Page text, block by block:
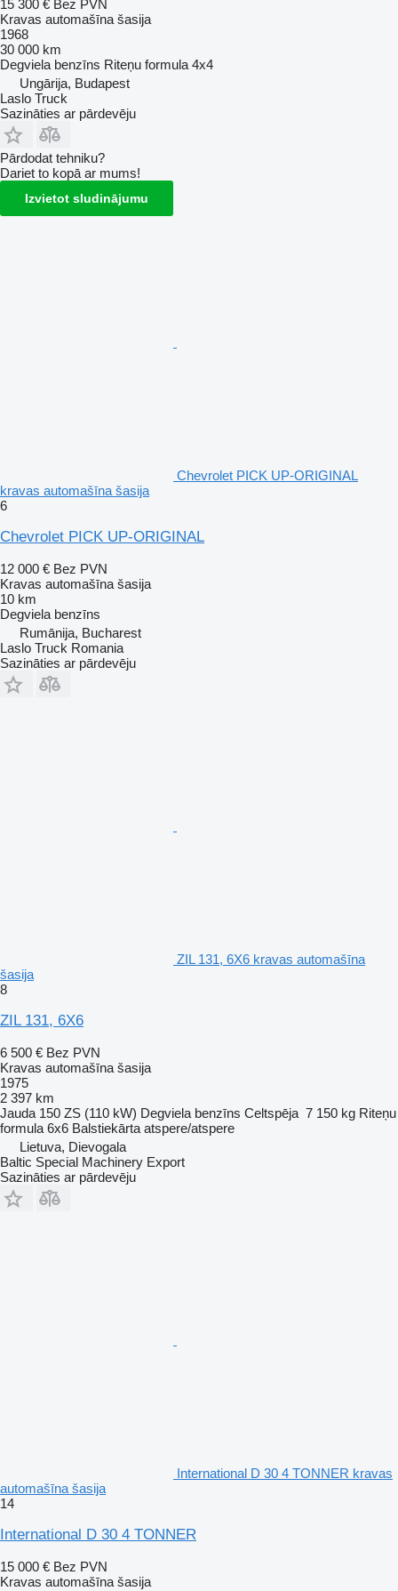
15 300 € Bez PVN
Kravas automašīna šasija
1968
30 000 km
Degviela benzīns Riteņu formula 4x4
Ungārija, Budapest
Laslo Truck
Sazināties ar pārdevēju
Pārdodat tehniku?
Dariet to kopā ar mums!
Izvietot sludinājumu
Chevrolet PICK UP-ORIGINAL
kravas automašīna šasija
6
Chevrolet PICK UP-ORIGINAL
12 000 € Bez PVN
Kravas automašīna šasija
10 km
Degviela benzīns
Rumānija, Bucharest
Laslo Truck Romania
Sazināties ar pārdevēju
ZIL 131, 6X6 kravas automašīna
šasija
8
ZIL 131, 6X6
6 500 € Bez PVN
Kravas automašīna šasija
1975
2 397 km
Jauda 150 ZS (110 kW) Degviela benzīns Celtspēja 7 150 kg Riteņu
formula 6x6 Balstiekārta atspere/atspere
Lietuva, Dievogala
Baltic Special Machinery Export
Sazināties ar pārdevēju
International D 30 4 TONNER kravas
automašīna šasija
14
International D 30 4 TONNER
15 000 € Bez PVN
Kravas automašīna šasija